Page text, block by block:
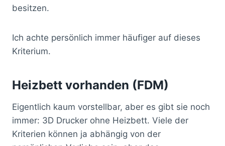
besitzen.
Ich achte persönlich immer häufiger auf dieses
Kriterium.
Heizbett vorhanden (FDM)
Eigentlich kaum vorstellbar, aber es gibt sie noch
immer: 3D Drucker ohne Heizbett. Viele der
Kriterien können ja abhängig von der